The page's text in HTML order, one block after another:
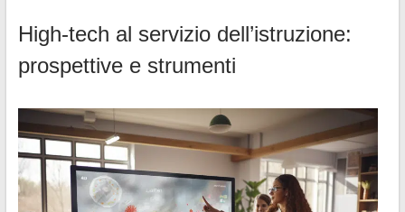
High-tech al servizio dell’istruzione:
prospettive e strumenti